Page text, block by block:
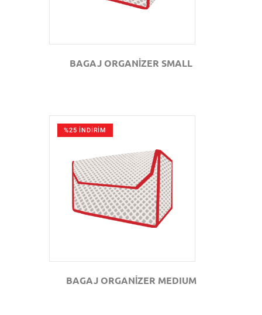
BAGAJ ORGANİZER SMALL
%25 İNDİRİM
GÖZAT
BAGAJ ORGANİZER MEDIUM